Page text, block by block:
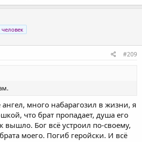
#209
много набарагозил в жизни, я
что брат пропадает, душа его
вышло. Бог всё устроил по-своему,
моего. Погиб геройски. И всё